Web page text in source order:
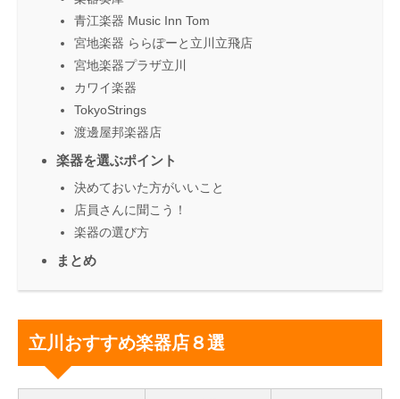
青江楽器 Music Inn Tom
宮地楽器 ららぽーと立川立飛店
宮地楽器プラザ立川
カワイ楽器
TokyoStrings
渡邊屋邦楽器店
楽器を選ぶポイント
決めておいた方がいいこと
店員さんに聞こう！
楽器の選び方
まとめ
立川おすすめ楽器店８選